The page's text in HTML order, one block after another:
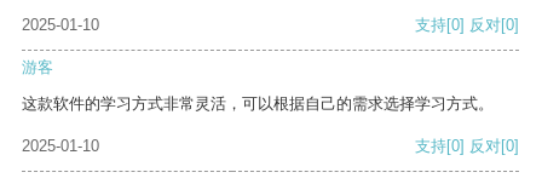
2025-01-10
支持[0] 反对[0]
游客
这款软件的学习方式非常灵活，可以根据自己的需求选择学习方式。
2025-01-10 支持[0] 反对[0]